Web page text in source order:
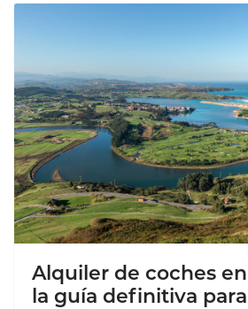
Alquiler de coches
la guía definitiva